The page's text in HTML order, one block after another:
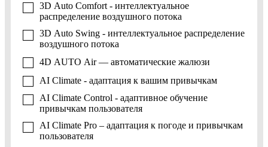
3D Auto Comfort - интеллектуальное
распределение воздушного потока
3D Auto Swing - интеллектуальное распределение
воздушного потока
4D AUTO Air — автоматические жалюзи
AI Climate - адаптация к вашим привычкам
AI Climate Control - адаптивное обучение
привычкам пользователя
AI Climate Pro – адаптация к погоде и привычкам
пользователя